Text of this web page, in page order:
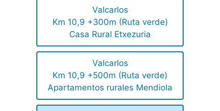
Valcarlos
Km 10,9 +300m (Ruta verde)
Casa Rural Etxezuria
Valcarlos
Km 10,9 +500m (Ruta verde)
Apartamentos rurales Mendiola